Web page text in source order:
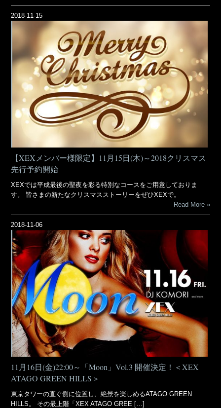
2018-11-15
【XEXメンバー様限定】11月15日(木)～2018クリスマス
先行予約開始
XEXでは平成最後の聖夜を彩る特別なコースをご用意しておりま
す。 皆さまの新たなクリスマスストーリーをぜひXEXで。
Read More
2018-11-06
11月16日(金)22:00～「Moon」Vol.3 開催決定！＜XEX
ATAGO GREEN HILLS＞
東京タワーの直ぐ側に位置し、絶景を楽しめるATAGO GREEN
HILLS。 その最上階「XEX ATAGO GREE […]